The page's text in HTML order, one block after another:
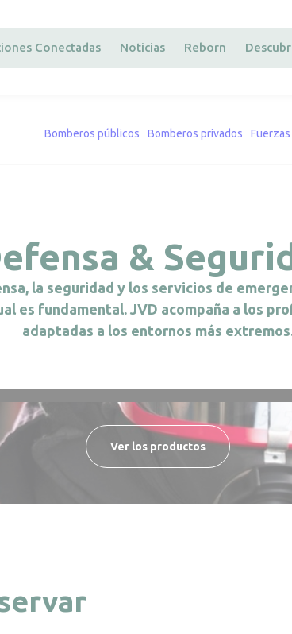
Conectadas Noticias Reborn
Bomberos públicos Bomberos privados
&
la seguridad y los servicios de
es fundamental. JVD acompaña a los
adaptadas a los entornos más
Ver los productos